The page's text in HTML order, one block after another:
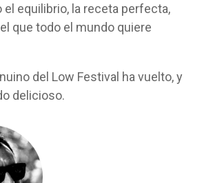
el equilibrio, la receta perfecta,
que todo el mundo quiere
del Low Festival ha vuelto, y
delicioso.